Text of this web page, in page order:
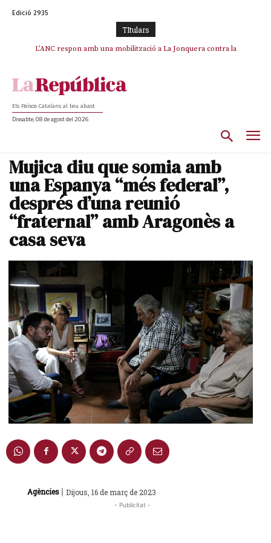
Edició 2935
TItulars
L’ANC respon amb una mobilització a La Jonquera contra la
SOS Costa Brava es planta contra la “nefasta” prolongació de la C-32 i
Els Països Catalans al teu abast
Dissabte, 08 de agost del 2026
Mujica diu que somia amb
una Espanya “més federal”,
després d’una reunió
“fraternal” amb Aragonès a
casa seva
Agències | Dijous, 16 de març de 2023
- Publicitat -